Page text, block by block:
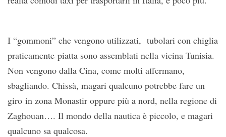
I “gommoni” che vengono utilizzati, tubolari con chiglia
praticamente piatta sono assemblati nella vicina Tunisia.
Non vengono dalla Cina, come molti affermano,
sbagliando. Chissà, magari qualcuno potrebbe fare un
giro in zona Monastir oppure più a nord, nella regione di
Zaghouan…. Il mondo della nautica è piccolo, e magari
qualcuno sa qualcosa.